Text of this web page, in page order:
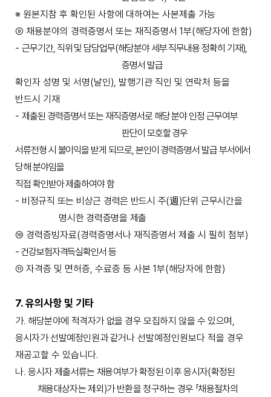
※ 원본지참 후 확인된 사항에 대하여는 사본제출 가능
⑨ 채용분야의 경력증명서 또는 재직증명서 1부(해당자에 한함)
- 근무기간, 직위 및 담당업무(해당분야 세부 직무내용 정확히 기재),
증명서 발급
확인자 성명 및 서명(날인), 발행기관 직인 및 연락처 등을
반드시 기재
- 제출된 경력증명서 또는 재직증명서로 해당 분야 인정 근무여부
판단이 모호할 경우
서류전형 시 불이익을 받게 되므로,본인이 경력증명서 발급 부서에서
당해 분야임을
직접 확인받아 제출하여야 함
- 비정규직 또는 비상근 경력은 반드시 주(週)단위 근무시간을
명시한 경력증명을 제출
⑩ 경력증빙자료(경력증명서나 재직증명서 제출 시 필히 첨부)
- 건강보험자격득실확인서 등
⑪ 자격증 및 면허증, 수료증 등 사본 1부(해당자에 한함)
7. 유의사항 및 기타
가. 해당분야에 적격자가 없을 경우 모집하지 않을 수 있으며 ,
응시자가 선발예정인원과 같거나 선발예정인원보다 적을 경우
재공고할 수 있습니다.
나. 응시자 제출서류는 채용여부가 확정된 이후 응시자(확정된
채용대상자는 제외 )가 반환을 청구하는 경우 「채용절차의